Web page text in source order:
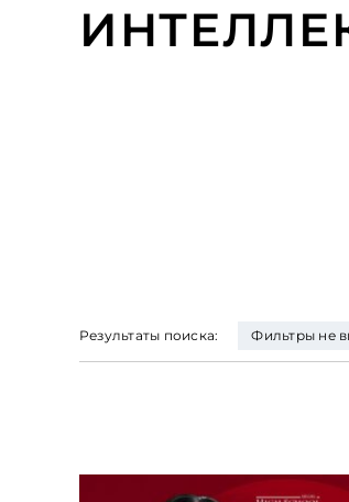
Результаты поиска: Фильтры не